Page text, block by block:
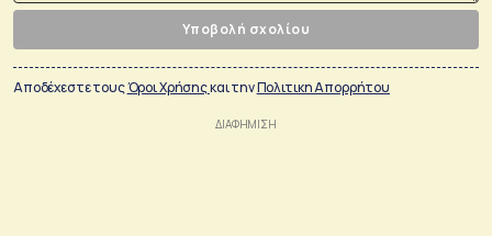
Υποβολή σχολίου
Αποδέχεστε τουςΌροι Χρήσηςκαι τηνΠολιτικη Απορρήτου